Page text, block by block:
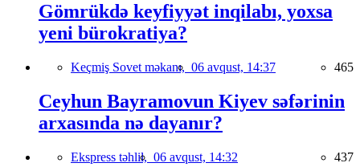
Gömrükdə keyfiyyət inqilabı, yoxsa
yeni bürokratiya?
Keçmiş Sovet məkanı, 06 avqust, 14:37 465
Ceyhun Bayramovun Kiyev səfərinin
arxasında nə dayanır?
Ekspress təhlil, 06 avqust, 14:32 437